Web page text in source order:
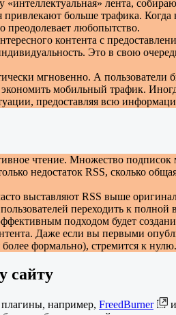
лента,
больше трафика.
преодолевает любопытство.
контента с
Это в свою
мгновенно. А
мобильный трафик.
предоставляя всю
чтение. Множество
недостаток RSS, сколько
выставляют RSS выше
переходить к
подходом будет
Даже если вы первыми
формально), стремится к нулю.
сайту
плагины, например, FreedBurner